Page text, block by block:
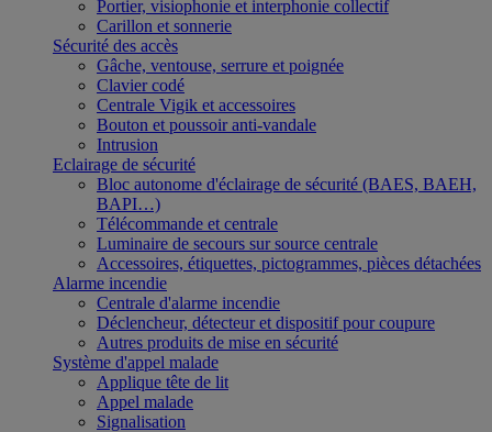
Portier, visiophonie et interphonie collectif
Carillon et sonnerie
Sécurité des accès
Gâche, ventouse, serrure et poignée
Clavier codé
Centrale Vigik et accessoires
Bouton et poussoir anti-vandale
Intrusion
Eclairage de sécurité
Bloc autonome d'éclairage de sécurité (BAES, BAEH,
BAPI…)
Télécommande et centrale
Luminaire de secours sur source centrale
Accessoires, étiquettes, pictogrammes, pièces détachées
Alarme incendie
Centrale d'alarme incendie
Déclencheur, détecteur et dispositif pour coupure
Autres produits de mise en sécurité
Système d'appel malade
Applique tête de lit
Appel malade
Signalisation